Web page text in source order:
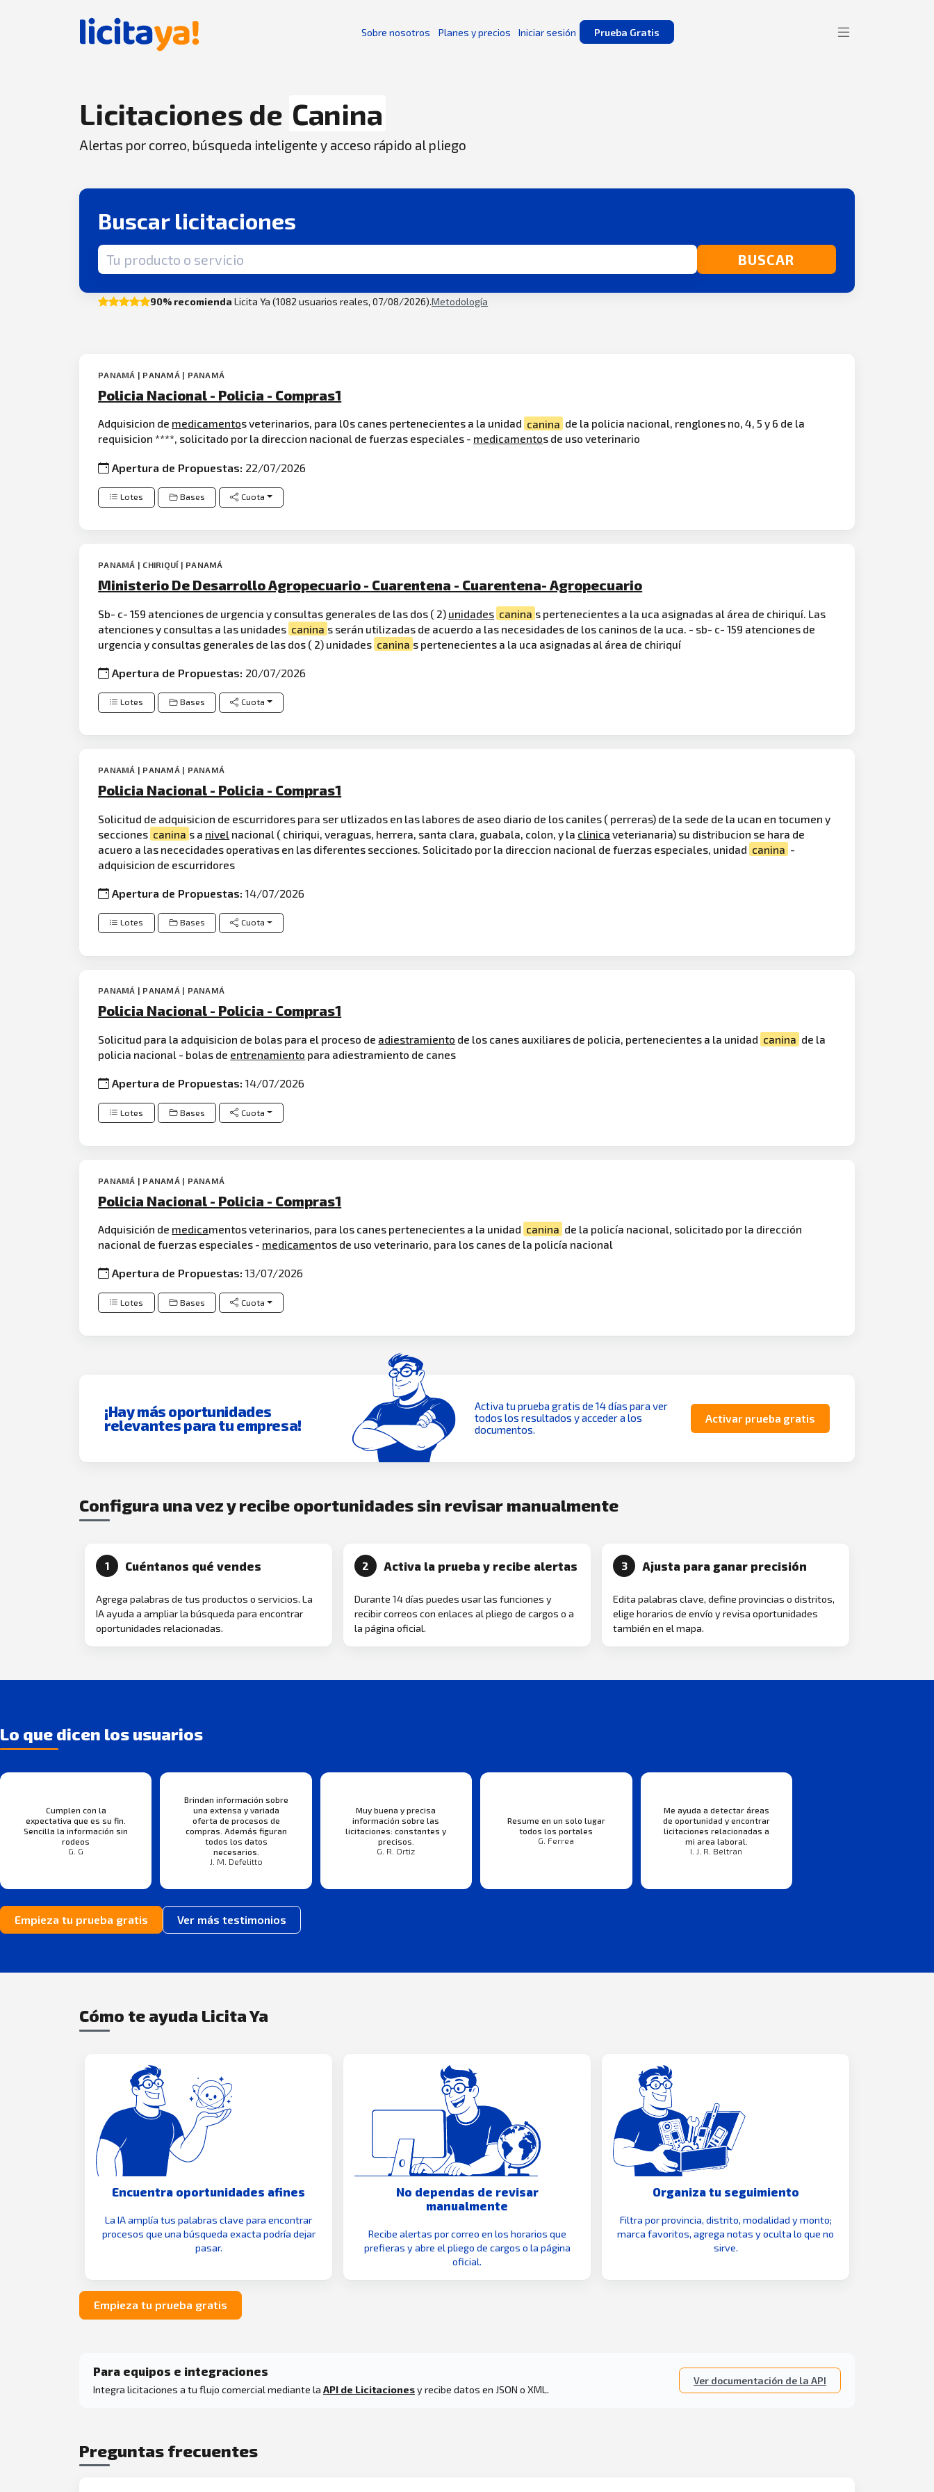
Sobre nosotros Planes y precios Iniciar sesión Prueba Gratis
Licitaciones de Canina
Alertas por correo, búsqueda inteligente y acceso rápido al pliego
Buscar licitaciones
Término de búsqueda BUSCAR
90% recomienda Licita Ya (1082 usuarios reales, 07/08/2026).Metodología
PANAMÁ | PANAMÁ | PANAMÁ
Policia Nacional - Policia - Compras1
Adquisicion de medicamentos veterinarios, para l0s canes pertenecientes a la unidad canina de la policia nacional, renglones no, 4, 5 y 6 de la
requisicion ****, solicitado por la direccion nacional de fuerzas especiales - medicamentos de uso veterinario
Apertura de Propuestas: 22/07/2026
Lotes Bases Cuota
PANAMÁ | CHIRIQUÍ | PANAMÁ
Ministerio De Desarrollo Agropecuario - Cuarentena - Cuarentena- Agropecuario
Sb- c- 159 atenciones de urgencia y consultas generales de las dos ( 2) unidades canina s pertenecientes a la uca asignadas al área de chiriquí. Las
atenciones y consultas a las unidades canina s serán utilizadas de acuerdo a las necesidades de los caninos de la uca. - sb- c- 159 atenciones de
urgencia y consultas generales de las dos ( 2) unidades canina s pertenecientes a la uca asignadas al área de chiriquí
Apertura de Propuestas: 20/07/2026
Lotes Bases Cuota
PANAMÁ | PANAMÁ | PANAMÁ
Policia Nacional - Policia - Compras1
Solicitud de adquisicion de escurridores para ser utlizados en las labores de aseo diario de los caniles ( perreras) de la sede de la ucan en tocumen y
secciones canina s a nivel nacional ( chiriqui, veraguas, herrera, santa clara, guabala, colon, y la clinica veterianaria) su distribucion se hara de
acuero a las nececidades operativas en las diferentes secciones. Solicitado por la direccion nacional de fuerzas especiales, unidad canina -
adquisicion de escurridores
Apertura de Propuestas:14/07/2026
Lotes Bases Cuota
PANAMÁ | PANAMÁ | PANAMÁ
Policia Nacional - Policia - Compras1
Solicitud para la adquisicion de bolas para el proceso de adiestramiento de los canes auxiliares de policia, pertenecientes a la unidad canina de la
policia nacional - bolas de entrenamiento para adiestramiento de canes
Apertura de Propuestas:14/07/2026
Lotes Bases Cuota
PANAMÁ | PANAMÁ | PANAMÁ
Policia Nacional - Policia - Compras1
Adquisición de medicamentos veterinarios, para los canes pertenecientes a la unidad canina de la policía nacional, solicitado por la dirección
nacional de fuerzas especiales - medicamentos de uso veterinario, para los canes de la policía nacional
Apertura de Propuestas:13/07/2026
Lotes Bases Cuota
¡Hay más oportunidades
relevantes para tu empresa!
Activa tu prueba gratis de 14 días para ver
todos los resultados y acceder a los
documentos.
Activar prueba gratis
Configura una vez y recibe oportunidades sin revisar manualmente
1 Cuéntanos qué vendes
Agrega palabras de tus productos o servicios. La
IA ayuda a ampliar la búsqueda para encontrar
oportunidades relacionadas.
2 Activa la prueba y recibe alertas
Durante 14 días puedes usar las funciones y
recibir correos con enlaces al pliego de cargos o a
la página oficial.
3 Ajusta para ganar precisión
Edita palabras clave, define provincias o distritos,
elige horarios de envío y revisa oportunidades
también en el mapa.
Lo que dicen los usuarios
Cumplen con la
expectativa que es su fin.
Sencilla la información sin
rodeos
G. G
Brindan información sobre
una extensa y variada
oferta de procesos de
compras. Además figuran
todos los datos
necesarios.
J. M. Defelitto
Muy buena y precisa
información sobre las
licitaciones: constantes y
precisos.
G. R. Ortiz
Resume en un solo lugar
todos los portales
G. Ferrea
Me ayuda a detectar áreas
de oportunidad y encontrar
licitaciones relacionadas a
mi area laboral.
I. J. R. Beltran
Empieza tu prueba gratis Ver más testimonios
Cómo te ayuda Licita Ya
Encuentra oportunidades afines
La IA amplía tus palabras clave para encontrar
procesos que una búsqueda exacta podría dejar
pasar.
No dependas de revisar
manualmente
Recibe alertas por correo en los horarios que
prefieras y abre el pliego de cargos o la página
oficial.
Organiza tu seguimiento
Filtra por provincia, distrito, modalidad y monto;
marca favoritos, agrega notas y oculta lo que no
sirve.
Empieza tu prueba gratis
Para equipos e integraciones
Integra licitaciones a tu flujo comercial mediante la API de Licitacionesy recibe datos en JSON o XML.
Ver documentación de la API
Preguntas frecuentes